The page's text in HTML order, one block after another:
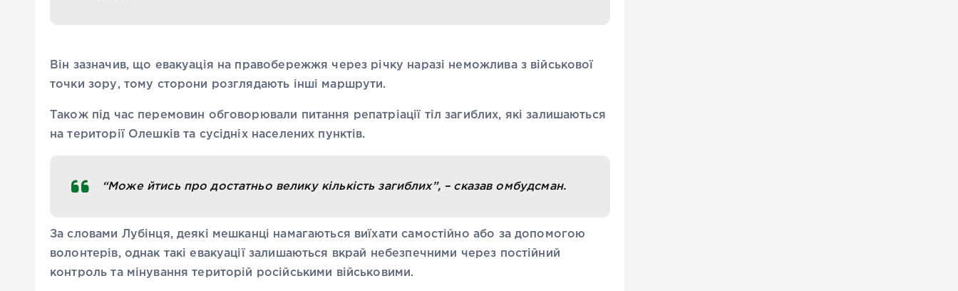
Він зазначив, що евакуація на правобережжя через річку наразі неможлива з військової
точки зору, тому сторони розглядають інші маршрути.
Також під час перемовин обговорювали питання репатріації тіл загиблих, які залишаються
на території Олешків та сусідніх населених пунктів.
“Може йтись про достатньо велику кількість загиблих”, – сказав омбудсман.
За словами Лубінця, деякі мешканці намагаються виїхати самостійно або за допомогою
волонтерів, однак такі евакуації залишаються вкрай небезпечними через постійний
контроль та мінування територій російськими військовими.